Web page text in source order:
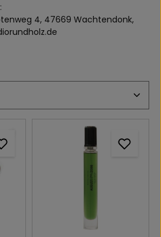
:
4, 47669 Wachtendonk,